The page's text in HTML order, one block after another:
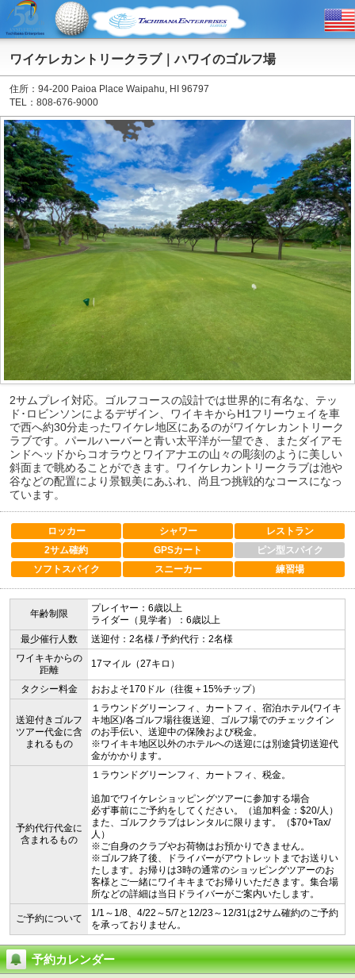
ワイケレカントリークラブ｜ハワイのゴルフ場
住所：94-200 Paioa Place Waipahu, HI 96797
TEL：808-676-9000
2サムプレイ対応。ゴルフコースの設計では世界的に有名な、テッ
ド･ロビンソンによるデザイン、ワイキキからH1フリーウェイを車
で西へ約30分走ったワイケレ地区にあるのがワイケレカントリーク
ラブです。パールハーバーと青い太平洋が一望でき、またダイアモ
ンドヘッドからコオラウとワイアナエの山々の彫刻のように美しい
斜面まで眺めることができます。ワイケレカントリークラブは池や
谷などの配置により景観美にあふれ、尚且つ挑戦的なコースになっ
ています。
ロッカー シャワー
レストラン
2サム確約
GPSカート
ピン型スパイク
ソフトスパイク
スニーカー 練習場
年齢制限
プレイヤー：6歳以上
ライダー（見学者）：6歳以上
最少催行人数
送迎付：2名様 / 予約代行：2名様
ワイキキからの
距離
17マイル（27キロ）
タクシー料金 おおよそ170ドル（往復＋15%チップ）
送迎付きゴルフ
ツアー代金に含
まれるもの
１ラウンドグリーンフィ、カートフィ、宿泊ホテル(ワイキ
キ地区)/各ゴルフ場往復送迎、ゴルフ場でのチェックイン
のお手伝い、送迎中の保険および税金。
※ワイキキ地区以外のホテルへの送迎には別途貸切送迎代
金がかかります。
予約代行代金に
含まれるもの
１ラウンドグリーンフィ、カートフィ、税金。
追加でワイケレショッピングツアーに参加する場合
必ず事前にご予約をしてください。（追加料金：$20/人）
また、ゴルフクラブはレンタルに限ります。（$70+Tax/
人）
※ご自身のクラブやお荷物はお預かりできません。
※ゴルフ終了後、ドライバーがアウトレットまでお送りい
たします。お帰りは3時の通常のショッピングツアーのお
客様とご一緒にワイキキまでお帰りいただきます。集合場
所などの詳細は当日ドライバーがご案内いたします。
ご予約について
1/1～1/8、4/22～5/7と12/23～12/31は2サム確約のご予約
を承っておりません。
予約カレンダー